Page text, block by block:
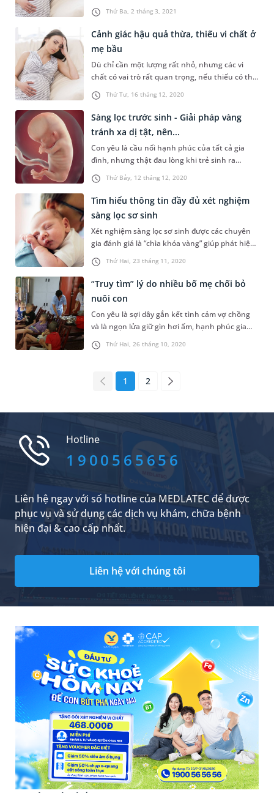
Thứ Ba, 2 tháng 3, 2021
đại nhất hiện nay, giúp sàng lọc một số bệnh
tật di truyền cho thai với độ nhạy và độ đặc
hiệu cao lên tới 99%. Tuy nhiên, xét nghiệm
NIPT còn có thể phát hiện các bệnh lý của thai
phụ. Dưới đây là một trường...
Thứ Tư, 16 tháng 12, 2020
Cảnh giác hậu quả thừa, thiếu vi chất ở
mẹ bầu
Dù chỉ cần một lượng rất nhỏ, nhưng các vi
chất có vai trò rất quan trọng, nếu thiếu có thể
gây hậu quả khôn lường với mẹ và thai nhi. Bởi
vậy, mẹ cần bổ sung đầy đủ cho sự phát triển
toàn diện của thai nhi ngay trong thời gian thai
kỳ và cho sức khỏe của mẹ.
Thứ Bảy, 12 tháng 12, 2020
Sàng lọc trước sinh - Giải pháp vàng
tránh xa dị tật, nên...
Con yêu là cầu nối hạnh phúc của tất cả gia
đình, nhưng thật đau lòng khi trẻ sinh ra
không may mắc dị tật. Song hiện nay, với sự
phát triển của nền y học hiện đại, mẹ bầu hoàn
toàn có thể an tâm khi biết chính xác tình
trạng sức khoẻ của con, ngay từ tuần thai thứ
10 nhờ vào phương pháp sàng lọc...
Thứ Hai, 23 tháng 11, 2020
Tìm hiểu thông tin đầy đủ xét nghiệm
sàng lọc sơ sinh
Xét nghiệm sàng lọc sơ sinh được các chuyên
gia đánh giá là “chìa khóa vàng” giúp phát hiện
kịp thời hơn 60 dị tật bẩm sinh. Nhờ đó, giảm
thiểu gánh nặng bệnh tật ở trẻ, đồng thời
nâng cao chất lượng dân số trong cộng đồng.
Thứ Hai, 26 tháng 10, 2020
“Truy tìm” lý do nhiều bố mẹ chối bỏ
nuôi con
Con yêu là sợi dây gắn kết tình cảm vợ chồng
và là ngọn lửa giữ gìn hơi ấm, hạnh phúc gia
đình. Nhưng thật buồn và xót xa thay, có
những gia đình sinh con ra nhưng họ lại phải
Nếu chủ quan trong thai kỳ thì mẹ bầu rất có
thể đi theo “vết xe đổ” này,...
1 2
Hotline
1900565656
Liên hệ ngay với số hotline của MEDLATEC để được
phục vụ và sử dụng các dịch vụ khám, chữa bệnh
hiện đại & cao cấp nhất.
Liên hệ với chúng tôi